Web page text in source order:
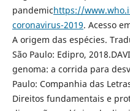
pandemichttps://
coronavirus-2019. Acesso
A origem das espécies.
São Paulo: Edipro,
genoma: a corrida para
Paulo: Companhia das
Direitos fundamentais e